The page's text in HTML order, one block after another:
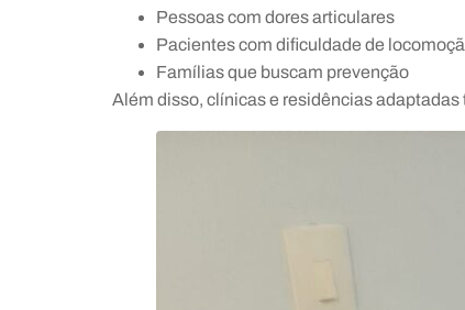
Pessoas com dores articulares
Pacientes com dificuldade de
Famílias que buscam prevenção
Além disso, clínicas e residências